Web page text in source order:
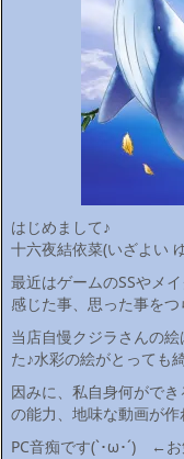
はじめまして♪
十六夜結依菜(いざよい
最近はゲームのSSやメ
感じた事、思った事をつ
当店自慢クジラさんの
た♪水彩の絵がとって
因みに、私自身何がで
の能力、地味な動画が作
PC音痴です(`･ω･´)ゞ←